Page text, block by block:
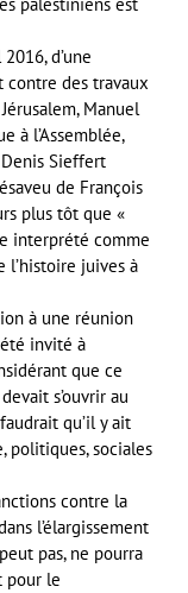
palestiniens est
d’une
contre des travaux
Manuel
à l’Assemblée,
Sieffert
de François
plus tôt que «
interprété comme
l’histoire juives à
à une réunion
invité à
que ce
s’ouvrir au
qu’il y ait
politiques, sociales
contre la
l’élargissement
pas, ne pourra
pour le